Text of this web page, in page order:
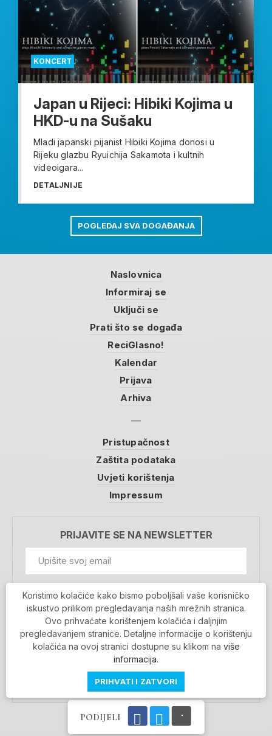
PODIJELI
KONCERT
Japan u Rijeci: Hibiki Kojima u
HKD-u na Sušaku
Mladi japanski pijanist Hibiki Kojima donosi u
Rijeku glazbu Ryuichija Sakamota i kultnih
videoigara...
DETALJNIJE
POGLEDAJ SVA DOGAĐANJA
Naslovnica
Informiraj se
Uključi se
Prati što se događa
ReciGlasno!
Kalendar
Prijava
Arhiva
Pristupačnost
Zaštita podataka
Uvjeti korištenja
Impressum
PRIJAVITE SE NA NEWSLETTER
Prihvaćam da se moji podaci spremaju u bazu
podataka i koriste u svrhu slanja MojaRijeka
newslettera
MOJARIJEKA NEWSLETTER
PRIJAVI SE
Povratak na vrh
Koristimo kolačiće kako bismo poboljšali vaše korisničko
iskustvo prilikom pregledavanja naših mrežnih stranica.
Ovo prihvaćate korištenjem kolačića i daljnjim
pregledavanjem stranice. Detaljne informacije o korištenju
kolačića na ovoj stranici dostupne su klikom na više
informacija.
PRIHVATI I ZATVORI